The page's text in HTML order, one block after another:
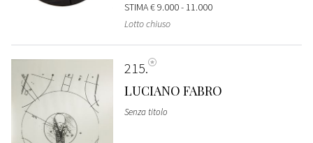
STIMA€ 9.000 - 11.000
Lotto chiuso
215
LUCIANO FABRO
Senza titolo